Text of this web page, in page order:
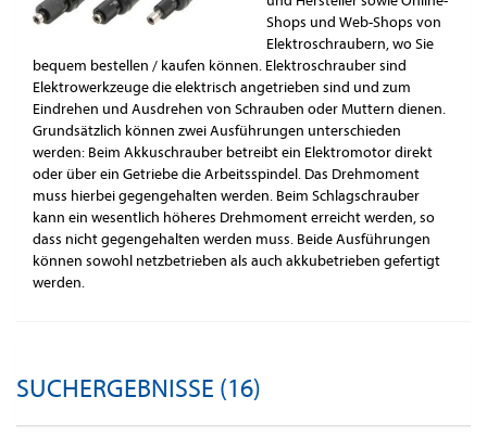
Shops und Web-Shops von
Elektroschraubern, wo Sie
bequem bestellen / kaufen können. Elektroschrauber sind
Elektrowerkzeuge die elektrisch angetrieben sind und zum
Eindrehen und Ausdrehen von Schrauben oder Muttern dienen.
Grundsätzlich können zwei Ausführungen unterschieden
werden: Beim Akkuschrauber betreibt ein Elektromotor direkt
oder über ein Getriebe die Arbeitsspindel. Das Drehmoment
muss hierbei gegengehalten werden. Beim Schlagschrauber
kann ein wesentlich höheres Drehmoment erreicht werden, so
dass nicht gegengehalten werden muss. Beide Ausführungen
können sowohl netzbetrieben als auch akkubetrieben gefertigt
werden.
SUCHERGEBNISSE (16)